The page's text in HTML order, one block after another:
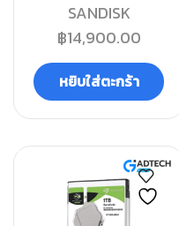
SANDISK
฿14,900.00
หยิบใส่ตะกร้า